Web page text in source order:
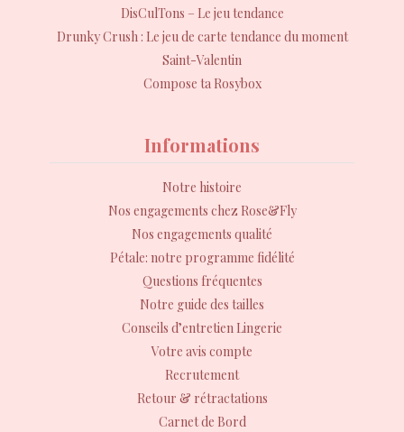
DisCulTons – Le jeu tendance
Drunky Crush : Le jeu de carte tendance du moment
Saint-Valentin
Compose ta Rosybox
Informations
Notre histoire
Nos engagements chez Rose&Fly
Nos engagements qualité
Pétale: notre programme fidélité
Questions fréquentes
Notre guide des tailles
Conseils d’entretien Lingerie
Votre avis compte
Recrutement
Retour & rétractations
Carnet de Bord